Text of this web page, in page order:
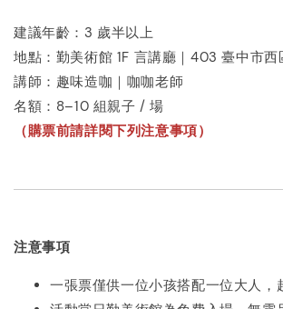
建議年齡：3 歲半以上
地點：勤美術館 1F 言講廳｜403 臺中市
講師：趣味造咖｜咖咖老師
名額：8–10 組親子 / 場
（購票前請詳閱下列注意事項）
注意事項
一張票僅供一位小孩搭配一位大人，